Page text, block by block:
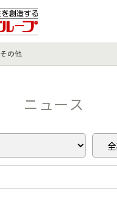
豊かさの人生を
その他
ニュース